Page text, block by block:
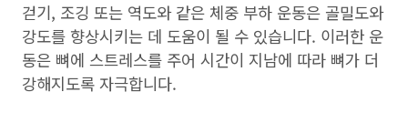
걷기, 조깅 또는 역도와 같은 체중 부하 운동은 골밀도와
강도를 향상시키는 데 도움이 될 수 있습니다. 이러한 운
동은 뼈에 스트레스를 주어 시간이 지남에 따라 뼈가 더
강해지도록 자극합니다.